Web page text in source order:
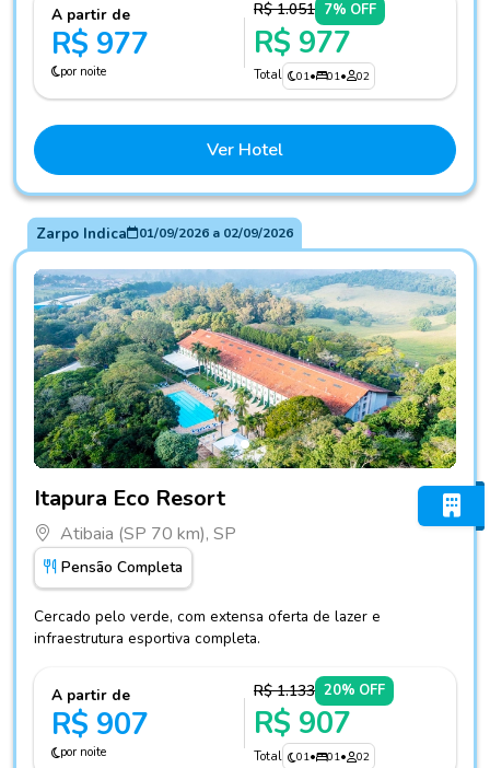
A partir de
R$ 977
por noite
R$ 1.051 7% OFF
R$ 977
Total 01• 01• 02
Ver Hotel
Zarpo Indica 01/09/2026a 02/09/2026
Itapura Eco Resort
Atibaia (SP 70 km), SP
Pensão Completa
Cercado pelo verde, com extensa oferta de lazer e
infraestrutura esportiva completa.
A partir de
R$ 907
por noite
R$ 1.133 20% OFF
R$ 907
Total 01• 01• 02